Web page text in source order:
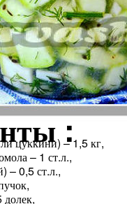
:
цуккини) – 1,5 кг,
– 1 ст.л.,
– 0,5 ст.л.,